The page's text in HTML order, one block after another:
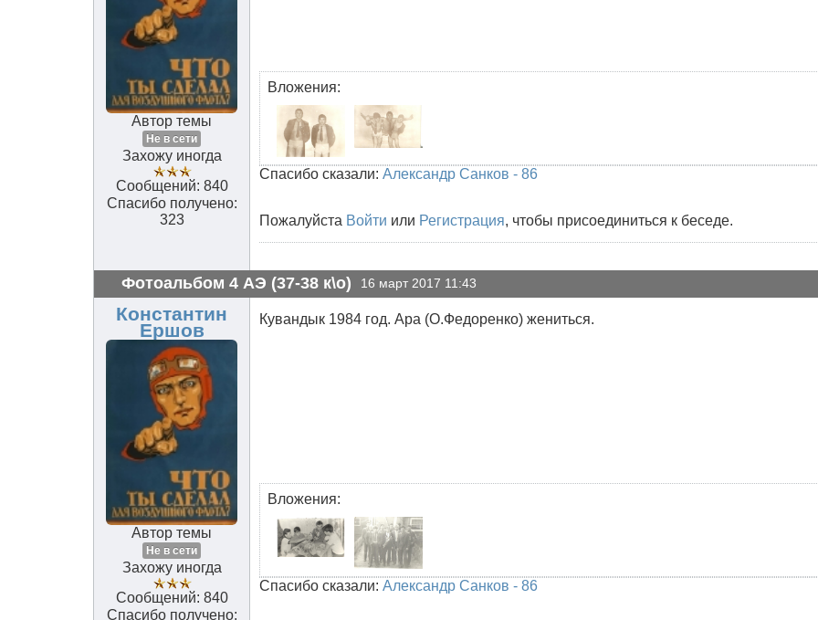
Автор темы
Не в сети
Захожу иногда
Сообщений: 840
Спасибо получено:
323
Вложения:
Спасибо сказали: Александр Санков - 86
Пожалуйста Войти или Регистрация, чтобы присоединиться к беседе.
Фотоальбом 4 АЭ (37-38 к\о) 16 март 2017 11:43
Константин
Ершов
Автор темы
Не в сети
Захожу иногда
Сообщений: 840
Спасибо получено:
Кувандык 1984 год. Ара (О.Федоренко) жениться.
Вложения:
Спасибо сказали: Александр Санков - 86